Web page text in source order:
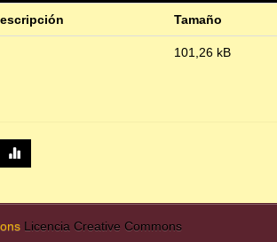
Tamaño
101,26 kB
Licencia Creative Commons